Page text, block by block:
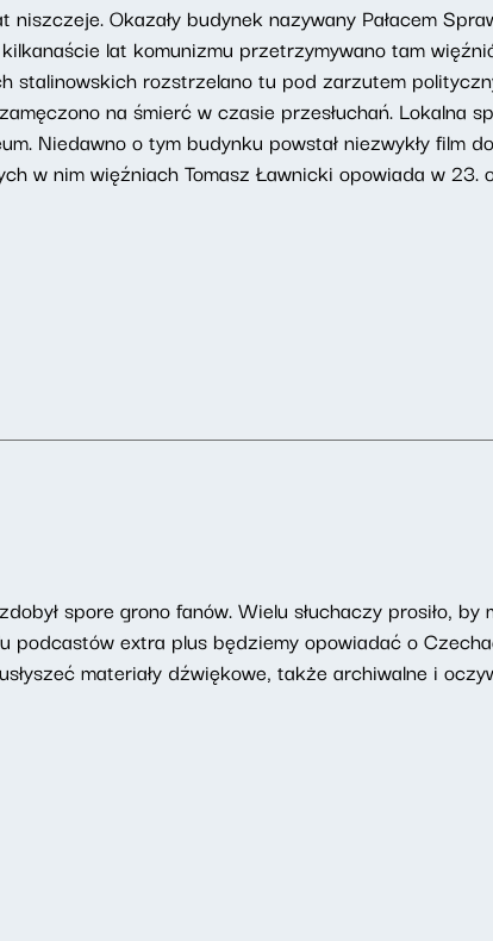
Okazały budynek nazywany Pałacem
lat komunizmu przetrzymywano tam
rozstrzelano tu pod zarzutem
na śmierć w czasie przesłuchań. Lokalna
Niedawno o tym budynku powstał niezwykły film
w nim więźniach Tomasz Ławnicki opowiada w 23.
spore grono fanów. Wielu słuchaczy prosiło, by
podcastów extra plus będziemy opowiadać o
materiały dźwiękowe, także archiwalne i